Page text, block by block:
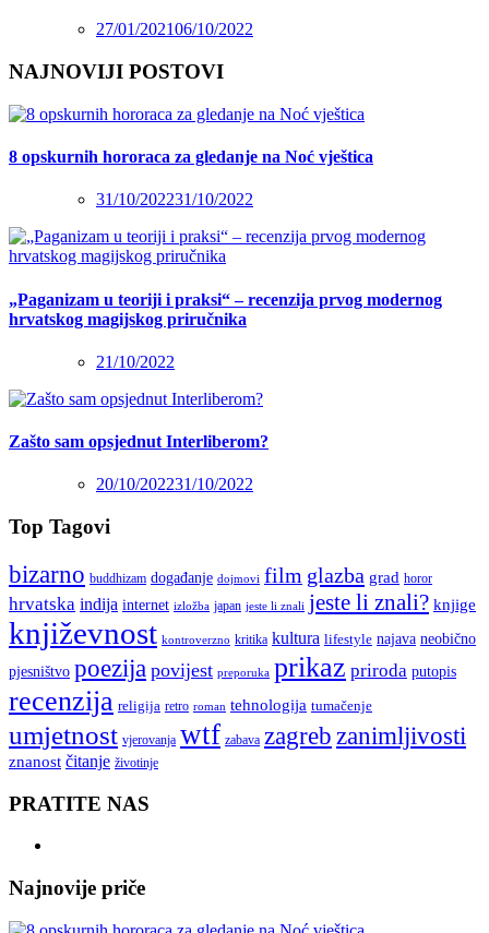
27/01/202106/10/2022
NAJNOVIJI POSTOVI
8 opskurnih hororaca za gledanje na Noć vještica
31/10/202231/10/2022
„Paganizam u teoriji i praksi“ – recenzija prvog modernog
hrvatskog magijskog priručnika
21/10/2022
Zašto sam opsjednut Interliberom?
20/10/202231/10/2022
Top Tagovi
bizarno buddhizam događanje dojmovi film glazba grad horor
hrvatska indija internet izložba japan jeste li znali jeste li znali? knjige
književnost kontroverzno kritika kultura lifestyle najava neobično
pjesništvo poezija povijest preporuka prikaz priroda putopis
recenzija religija retro roman tehnologija tumačenje
umjetnost vjerovanja wtf zabava zagreb zanimljivosti
znanost čitanje životinje
PRATITE NAS
Najnovije priče